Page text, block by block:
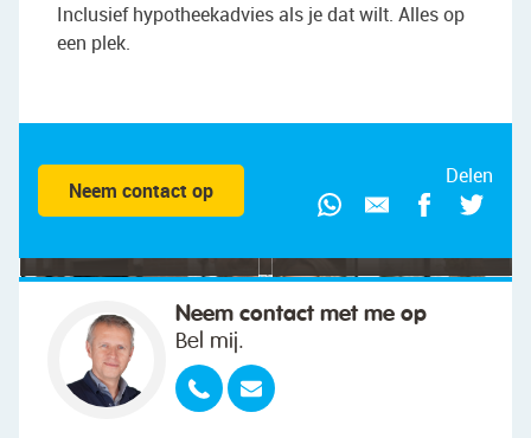
Inclusief hypotheekadvies als je dat wilt. Alles op
een plek.
Neem contact op
Delen
Neem contact met me op
Bel mij.